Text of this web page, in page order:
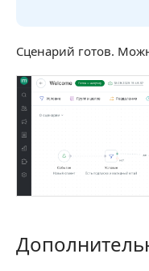
Сценарий готов.
Дополнительные